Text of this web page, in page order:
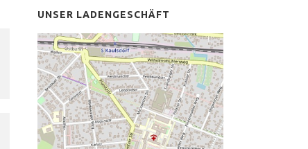
UNSER LADENGESCHÄFT